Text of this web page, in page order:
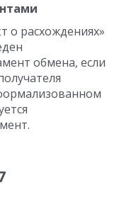
о расхождениях»
обмена, если